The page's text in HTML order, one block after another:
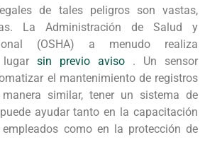
de tales peligros son vastas,
La Administración de Salud y
(OSHA) a menudo realiza
sin previo aviso . Un sensor
el mantenimiento de registros
similar, tener un sistema de
ayudar tanto en la capacitación
como en la protección de